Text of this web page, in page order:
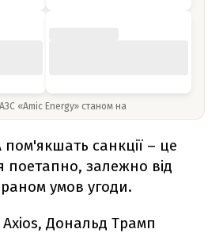
«Amic Energy» станом на
санкції – це
поетапно, залежно від
умов угоди.
Дональд Трамп